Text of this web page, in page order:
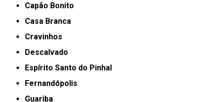
Capão Bonito
Casa Branca
Cravinhos
Descalvado
Espírito Santo do Pinhal
Fernandópolis
Guariba